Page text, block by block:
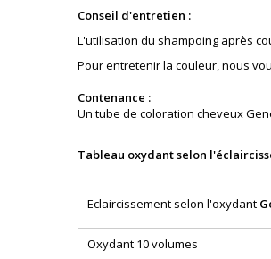
Conseil d'entretien :
L'utilisation du shampoing après
Pour entretenir la couleur, nous
Contenance :
Un tube de coloration cheveux
Tableau oxydant selon
Eclaircissement selon l'oxydant
Oxydant 10 volumes